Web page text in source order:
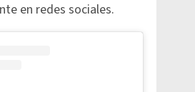
en redes sociales.